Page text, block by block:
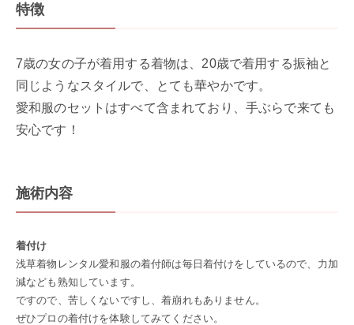
特徴
7歳の女の子が着用する着物は、20歳で着用する振袖と
同じようなスタイルで、とても華やかです。
愛和服のセットはすべて含まれており、手ぶらで来ても
安心です！
施術内容
着付け
浅草着物レンタル愛和服の着付師は毎日着付けをしているので、力加
減なども熟知しています。
ですので、苦しくないですし、着崩れもありません。
ぜひプロの着付けを体験してみてください。